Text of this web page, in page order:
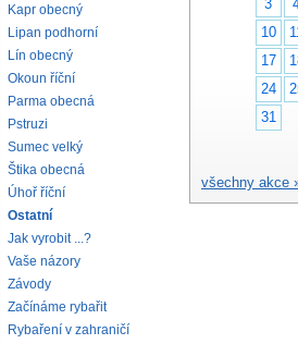
Kapr obecný
Lipan podhorní
Lín obecný
Okoun říční
Parma obecná
Pstruzi
Sumec velký
Štika obecná
Úhoř říční
Ostatní
Jak vyrobit ...?
Vaše názory
Závody
Začínáme rybařit
Rybaření v zahraničí
3
10
17
24
31
všechny akce